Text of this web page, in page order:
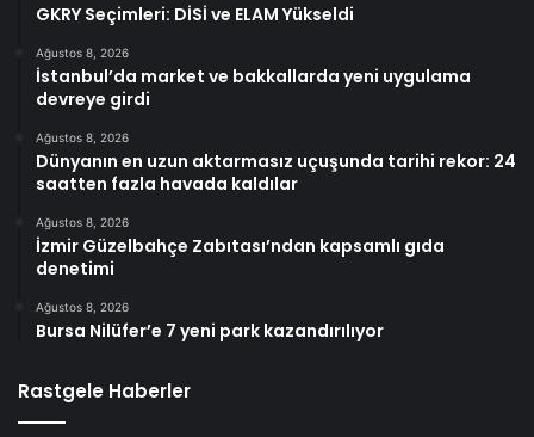
GKRY Seçimleri: DİSİ ve ELAM Yükseldi
Ağustos 8, 2026
İstanbul’da market ve bakkallarda yeni uygulama
devreye girdi
Ağustos 8, 2026
Dünyanın en uzun aktarmasız uçuşunda tarihi rekor: 24
saatten fazla havada kaldılar
Ağustos 8, 2026
İzmir Güzelbahçe Zabıtası’ndan kapsamlı gıda
denetimi
Ağustos 8, 2026
Bursa Nilüfer’e 7 yeni park kazandırılıyor
Rastgele Haberler